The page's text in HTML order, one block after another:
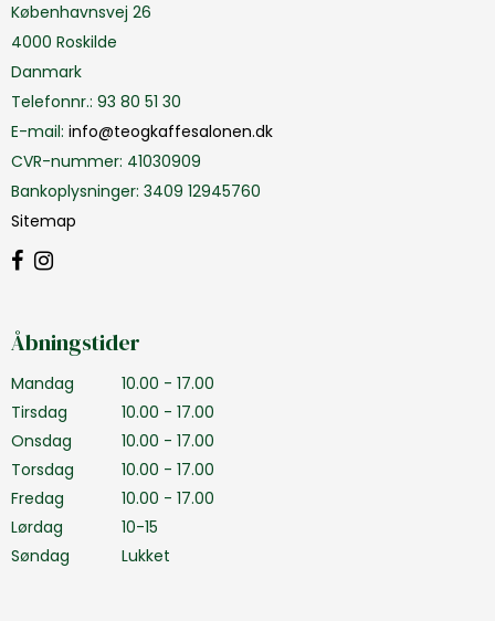
Københavnsvej 26
4000 Roskilde
Danmark
Telefonnr.: 93 80 51 30
E-mail: info@teogkaffesalonen.dk
CVR-nummer: 41030909
Bankoplysninger: 3409 12945760
Sitemap
Åbningstider
Mandag
10.00 - 17.00
Tirsdag
10.00 - 17.00
Onsdag
10.00 - 17.00
Torsdag
10.00 - 17.00
Fredag
10.00 - 17.00
Lørdag
10-15
Søndag
Lukket